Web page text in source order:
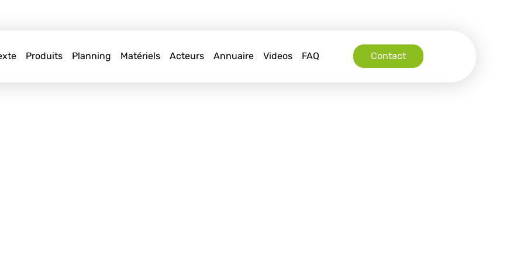
Produits Planning Matériels Acteurs Annuaire Videos FAQ Contact